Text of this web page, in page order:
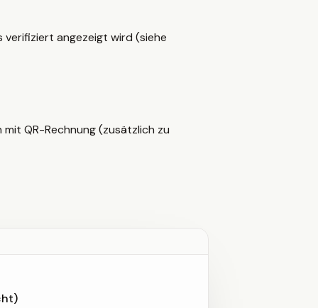
angezeigt wird (siehe
QR-Rechnung (zusätzlich zu